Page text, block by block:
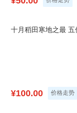
¥100.00 价格走势